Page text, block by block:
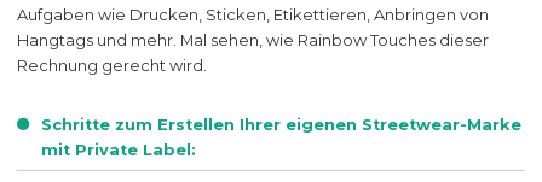
Aufgaben wie Drucken, Sticken, Etikettieren, Anbringen von
Hangtags und mehr. Mal sehen, wie Rainbow Touches dieser
Rechnung gerecht wird.
Schritte zum Erstellen Ihrer eigenen Streetwear-Marke
mit Private Label: